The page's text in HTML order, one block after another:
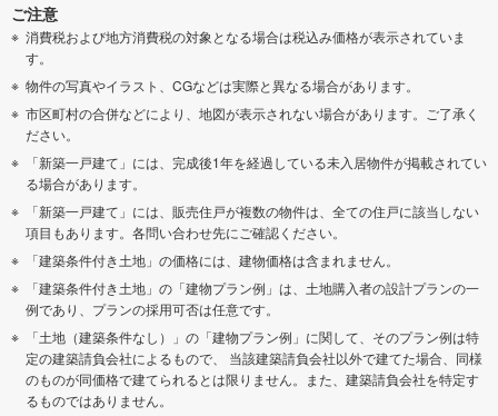
ご注意
消費税および地方消費税の対象となる場合は税込み価格が表示されていま
す。
物件の写真やイラスト、CGなどは実際と異なる場合があります。
市区町村の合併などにより、地図が表示されない場合があります。ご了承く
ださい。
「新築一戸建て」には、完成後1年を経過している未入居物件が掲載されてい
る場合があります。
「新築一戸建て」には、販売住戸が複数の物件は、全ての住戸に該当しない
項目もあります。各問い合わせ先にご確認ください。
「建築条件付き土地」の価格には、建物価格は含まれません。
「建築条件付き土地」の「建物プラン例」は、土地購入者の設計プランの一
例であり、プランの採用可否は任意です。
「土地（建築条件なし）」の「建物プラン例」に関して、そのプラン例は特
定の建築請負会社によるもので、 当該建築請負会社以外で建てた場合、同様
のものが同価格で建てられるとは限りません。また、建築請負会社を特定す
るものではありません。